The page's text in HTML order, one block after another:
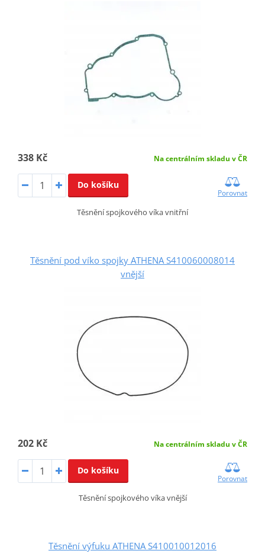
338 Kč Na centrálním skladu v ČR
Do košíku
Porovnat
Těsnění spojkového víka vnitřní
Těsnění pod víko spojky ATHENA S410060008014
vnější
202 Kč Na centrálním skladu v ČR
Do košíku
Porovnat
Těsnění spojkového víka vnější
Těsnění výfuku ATHENA S410010012016